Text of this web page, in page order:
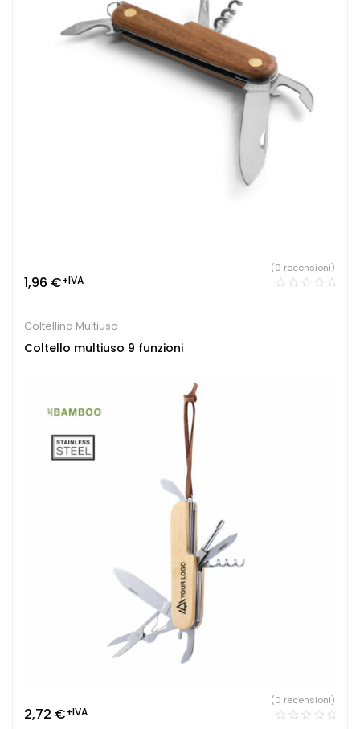
1,96 €+IVA
(0 recensioni)
Coltellino Multiuso
Coltello multiuso 9 funzioni
2,72 €+IVA
(0 recensioni)